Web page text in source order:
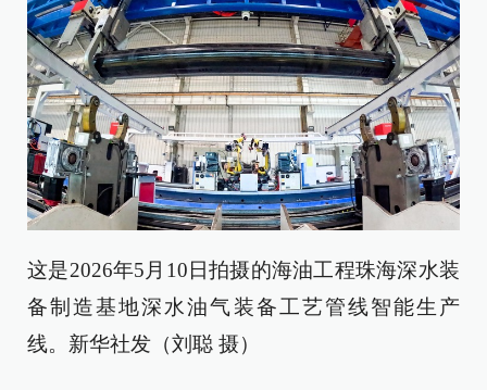
这是2026年5月10日拍摄的海油工程珠海深水装
备制造基地深水油气装备工艺管线智能生产
线。新华社发（刘聪 摄）